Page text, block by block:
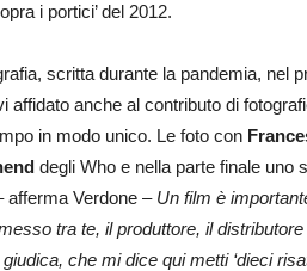
i portici’ del 2012.
scritta durante la pandemia,
affidato anche al contributo di
in modo unico. Le foto con
degli Who e nella parte finale uno
afferma Verdone –Un film è
tra te, il produttore, il
che mi dice qui metti ‘dieci